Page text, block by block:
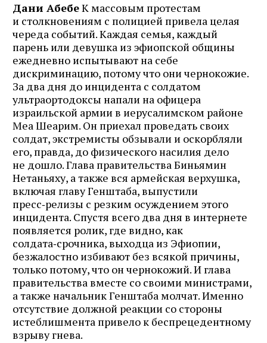
Дани АбебеК массовым протестам
и столкновениям с полицией привела целая
череда событий. Каждая семья, каждый
парень или девушка из эфиопской общины
ежедневно испытывают на себе
дискриминацию, потому что они чернокожие.
За два дня до инцидента с солдатом
ультраортодоксы напали на офицера
израильской армии в иерусалимском районе
Меа Шеарим. Он приехал проведать своих
солдат, экстремисты обзывали и оскорбляли
его, правда, до физического насилия дело
не дошло. Глава правительства Биньямин
Нетань­яху, а также вся армейская верхушка,
включая главу Генштаба, выпустили
пресс‑релизы с резким осуждением этого
инцидента. Спустя всего два дня в интернете
появляется ролик, где видно, как
солдата‑срочника, выходца из Эфиопии,
безжалостно избивают без всякой причины,
только потому, что он чернокожий. И глава
правительства вместе со своими министрами,
а также начальник Генштаба молчат. Именно
отсутствие должной реакции со стороны
истеблишмента привело к беспрецедентному
взрыву гнева.